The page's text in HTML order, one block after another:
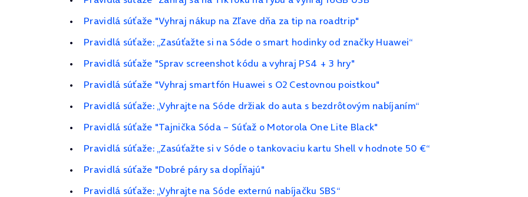
Pravidlá súťaže "Vyhraj nákup na Zľave dňa za tip na roadtrip"
Pravidlá súťaže: „Zasúťažte si na Sóde o smart hodinky od značky Huawei“
Pravidlá súťaže "Sprav screenshot kódu a vyhraj PS4 + 3 hry"
Pravidlá súťaže "Vyhraj smartfón Huawei s O2 Cestovnou poistkou"
Pravidlá súťaže: „Vyhrajte na Sóde držiak do auta s bezdrôtovým nabíjaním“
Pravidlá súťaže "Tajnička Sóda – Súťaž o Motorola One Lite Black"
Pravidlá súťaže: „Zasúťažte si v Sóde o tankovaciu kartu Shell v hodnote 50 €“
Pravidlá súťaže "Dobré páry sa dopĺňajú"
Pravidlá súťaže: „Vyhrajte na Sóde externú nabíjačku SBS“